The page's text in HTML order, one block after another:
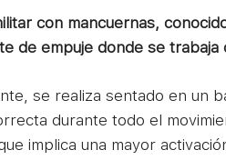
con mancuernas,
de empuje donde se
se realiza sentado en un
durante todo el
implica una mayor